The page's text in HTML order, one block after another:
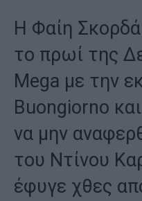
Η Φαίη
το πρωί της
Mega με την
Buongiorno
να μην
του Ντίνου
έφυγε χθες